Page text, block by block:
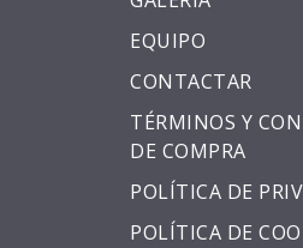
EQUIPO
CONTACTAR
TÉRMINOS Y
DE COMPRA
POLÍTICA DE
POLÍTICA DE